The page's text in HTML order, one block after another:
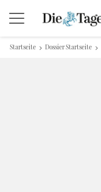
Startseite Dossier Startseite